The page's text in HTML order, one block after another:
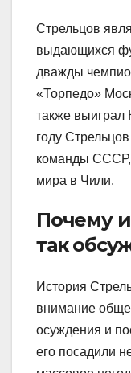
Стрельцов
выдающихся
дважды
«Торпедо»
также выиграл
году
команды СССР,
мира в Чили.
Почему
так
История
внимание
осуждения и
его посадили